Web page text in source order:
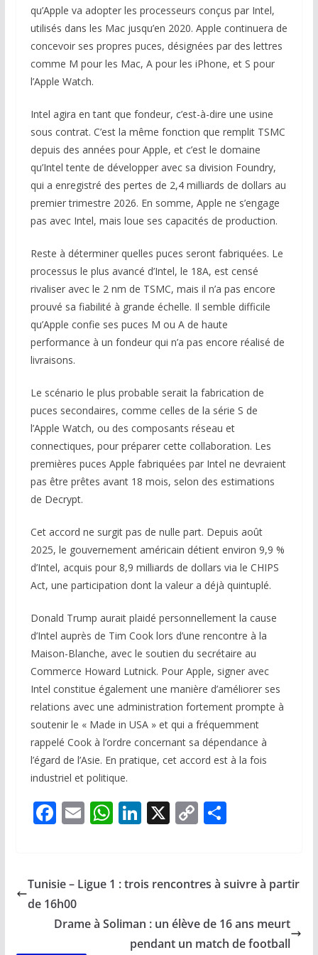
qu’Apple va adopter les processeurs conçus par Intel,
utilisés dans les Mac jusqu’en 2020. Apple continuera de
concevoir ses propres puces, désignées par des lettres
comme M pour les Mac, A pour les iPhone, et S pour
l’Apple Watch.
Intel agira en tant que fondeur, c’est-à-dire une usine
sous contrat. C’est la même fonction que remplit TSMC
depuis des années pour Apple, et c’est le domaine
qu’Intel tente de développer avec sa division Foundry,
qui a enregistré des pertes de 2,4 milliards de dollars au
premier trimestre 2026. En somme, Apple ne s’engage
pas avec Intel, mais loue ses capacités de production.
Reste à déterminer quelles puces seront fabriquées. Le
processus le plus avancé d’Intel, le 18A, est censé
rivaliser avec le 2 nm de TSMC, mais il n’a pas encore
prouvé sa fiabilité à grande échelle. Il semble difficile
qu’Apple confie ses puces M ou A de haute
performance à un fondeur qui n’a pas encore réalisé de
livraisons.
Le scénario le plus probable serait la fabrication de
puces secondaires, comme celles de la série S de
l’Apple Watch, ou des composants réseau et
connectiques, pour préparer cette collaboration. Les
premières puces Apple fabriquées par Intel ne devraient
pas être prêtes avant 18 mois, selon des estimations
de Decrypt.
Cet accord ne surgit pas de nulle part. Depuis août
2025, le gouvernement américain détient environ 9,9 %
d’Intel, acquis pour 8,9 milliards de dollars via le CHIPS
Act, une participation dont la valeur a déjà quintuplé.
Donald Trump aurait plaidé personnellement la cause
d’Intel auprès de Tim Cook lors d’une rencontre à la
Maison-Blanche, avec le soutien du secrétaire au
Commerce Howard Lutnick. Pour Apple, signer avec
Intel constitue également une manière d’améliorer ses
relations avec une administration fortement prompte à
soutenir le « Made in USA » et qui a fréquemment
rappelé Cook à l’ordre concernant sa dépendance à
l’égard de l’Asie. En pratique, cet accord est à la fois
industriel et politique.
F
b
o
o
k
E
l
W
s
p
Li
e
n
X C
y
n
k
P
g
Tunisie – Ligue 1 : trois rencontres à suivre à partir
de 16h00
Drame à Soliman : un élève de 16 ans meurt
pendant un match de football